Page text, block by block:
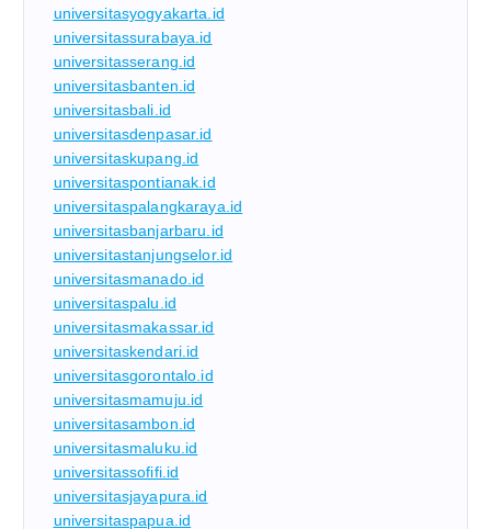
universitasyogyakarta.id
universitassurabaya.id
universitasserang.id
universitasbanten.id
universitasbali.id
universitasdenpasar.id
universitaskupang.id
universitaspontianak.id
universitaspalangkaraya.id
universitasbanjarbaru.id
universitastanjungselor.id
universitasmanado.id
universitaspalu.id
universitasmakassar.id
universitaskendari.id
universitasgorontalo.id
universitasmamuju.id
universitasambon.id
universitasmaluku.id
universitassofifi.id
universitasjayapura.id
universitaspapua.id